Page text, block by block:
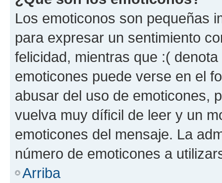
Los emoticonos son pequeñas
para expresar un sentimiento
felicidad, mientras que :(
emoticones puede verse en el
abusar del uso de emoticones,
vuelva muy díficil de leer y un
emoticones del mensaje. La
número de emoticones a
Arriba